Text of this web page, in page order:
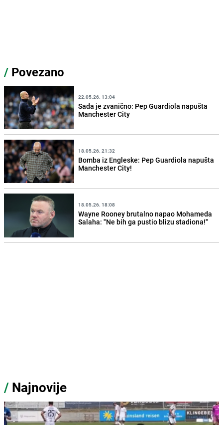
/ Povezano
22.05.26. 13:04
Sada je zvanično: Pep Guardiola napušta
Manchester City
18.05.26. 21:32
Bomba iz Engleske: Pep Guardiola napušta
Manchester City!
18.05.26. 18:08
Wayne Rooney brutalno napao Mohameda
Salaha: "Ne bih ga pustio blizu stadiona!"
/ Najnovije